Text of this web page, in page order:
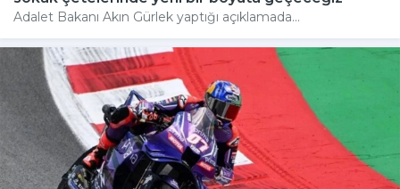
Adalet Bakanı Akın Gürlek yaptığı açıklamada...